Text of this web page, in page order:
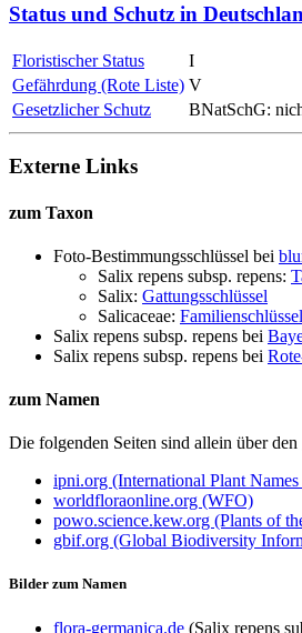
Status und Schutz in
Floristischer Status I
Gefährdung (Rote Liste) V
Gesetzlicher Schutz
BNatSchG:
Externe Links
zum Taxon
Foto-Bestimmungsschlüssel bei
Salix repens subsp. repens:
Salix: Gattungsschlüssel
Salicaceae: Familienschlüssel
Salix repens subsp. repens bei
Salix repens subsp. repens bei
zum Namen
Die folgenden Seiten sind allein über
ipni.org (International Plant
worldfloraonline.org (WFO)
powo.science.kew.org (Plants of
gbif.org (Global Biodiversity
Bilder zum Namen
flora-germanica.de (Salix repens